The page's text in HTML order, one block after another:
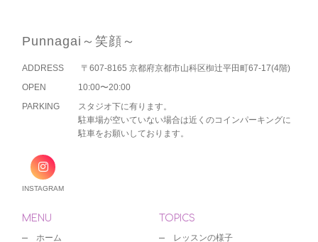
Punnagai～笑顔～
ADDRESS
〒607-8165 京都府京都市山科区椥辻平田町67-17(4階)
OPEN
10:00〜20:00
PARKING
スタジオ下に有ります。
駐車場が空いていない場合は近くのコインパーキングに
駐車をお願いしております。
INSTAGRAM
MENU
ホーム
TOPICS
レッスンの様子